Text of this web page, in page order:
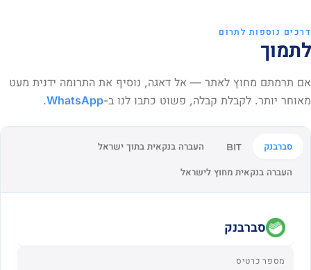
דרכים נוספות לתרום
לתמוך
אם תרמתם מחוץ לאתר — אל דאגה, נוסיף את התרומה ידנית מעט
מאוחר יותר. לקבלת קבלה, פשוט כתבו לנו ב-WhatsApp
.
סברבנק BIT העברה בנקאית בתוך ישראל
העברה בנקאית מחוץ לישראל
סברבנק
מספר כרטיס